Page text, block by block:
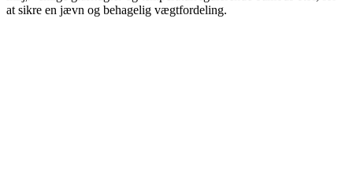
at sikre en jævn og behagelig vægtfordeling.